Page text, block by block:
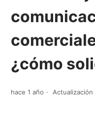
¿cómo
hace 1 año Actualización